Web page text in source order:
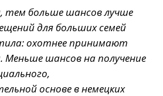
тем больше шансов лучше
для больших семей
охотнее принимают
шансов на получение
основе в немецких